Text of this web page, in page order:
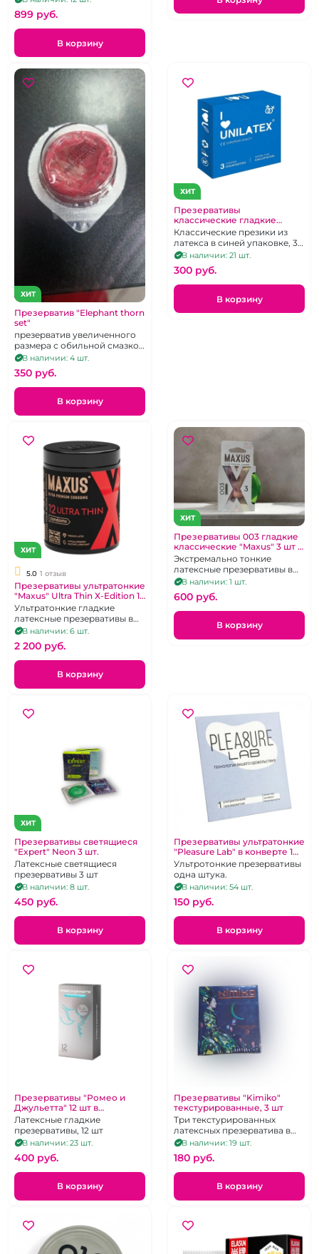
899 pуб.
В корзину
ХИТ
Презерватив "Elephant thorn
set"
презерватив увеличенного
размера с обильной смазкой
и дополнительным
рельефом для стимуляции
В наличии: 4 шт.
350 pуб.
В корзину
ХИТ
Презервативы
классические гладкие
"Unilatex" Natural Plain 3 шт
Классические презики из
латекса в синей упаковке, 3
шт.В наличии: 21 шт.
300 pуб.
В корзину
ХИТ
5.0 1 отзыв
Презервативы ультратонкие
"Maxus" Ultra Thin X-Edition 12
шт в черной банке
Ультратонкие гладкие
латексные презервативы в
большой банке. 12 шт.
В наличии: 6 шт.
2 200 pуб.
В корзину
ХИТ
Презервативы 003 гладкие
классические "Maxus" 3 шт в
зеленом металлическом
кейсе
Экстремально тонкие
латексные презервативы в
железном кейсе. 3 шт.
В наличии: 1 шт.
600 pуб.
В корзину
ХИТ
Презервативы светящиеся
"Expert" Neon 3 шт.
Латексные светящиеся
презервативы 3 шт
В наличии: 8 шт.
450 pуб.
В корзину
Презервативы ультратонкие
"Pleasure Lab" в конверте 1
шт
Ультротонкие презервативы
одна штука.
В наличии: 54 шт.
150 pуб.
В корзину
Презервативы "Ромео и
Джульетта" 12 шт в
ассортименте
Латексные гладкие
презервативы, 12 шт
В наличии: 23 шт.
400 pуб.
В корзину
Презервативы "Kimiko"
текстурированные, 3 шт
Три текстурированных
латексных презерватива в
силиконовой смазке с
накопителем
В наличии: 19 шт.
180 pуб.
В корзину